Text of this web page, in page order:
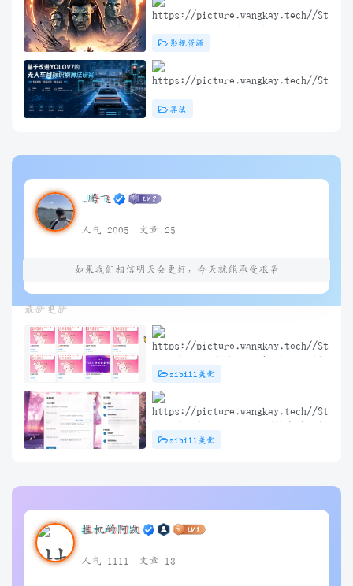
中英双字 夸克&度盘&迅雷下载
影视资源
法研究（问答）
算法
.腾飞
人气 2005 文章 25
如果我们相信明天会更好，今天就能承受艰辛
最新更新
式[优化版]
zibill美化
件
zibill美化
挂机的阿凯
人气 1111 文章 13